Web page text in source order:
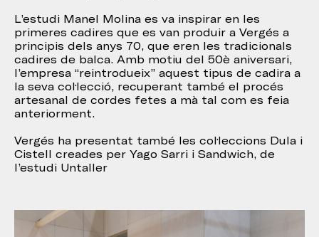
L’estudi Manel Molina es va inspirar en les
primeres cadires que es van produir a Vergés a
principis dels anys 70, que eren les tradicionals
cadires de balca. Amb motiu del 50è aniversari,
l’empresa “reintrodueix” aquest tipus de cadira a
la seva col·lecció, recuperant també el procés
artesanal de cordes fetes a mà tal com es feia
anteriorment.
Vergés ha presentat també les col·leccions Dula i
Cistell creades per Yago Sarri i Sandwich, de
l’estudi Untaller